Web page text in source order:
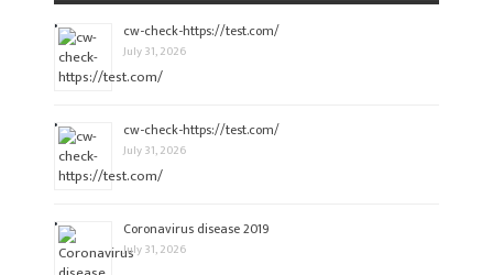
cw-check-https://test.com/
July 31, 2026
cw-check-https://test.com/
July 31, 2026
Coronavirus disease 2019
July 31, 2026